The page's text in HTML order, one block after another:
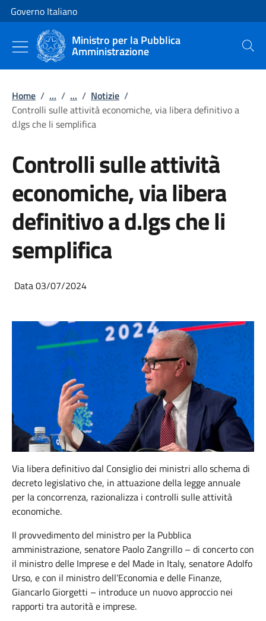
Vai al contenuto
Vai alla navigazione del sito
Governo Italiano
Ministro per la Pubblica
Amministrazione Cerca
Home / ... / ... / Notizie /
Controlli sulle attività economiche, via libera definitivo a
d.lgs che li semplifica
Controlli sulle attività
economiche, via libera
definitivo a d.lgs che li
semplifica
Data 03/07/2024
Via libera definitivo dal Consiglio dei ministri allo schema di
decreto legislativo che, in attuazione della legge annuale
per la concorrenza, razionalizza i controlli sulle attività
economiche.
Il provvedimento del ministro per la Pubblica
amministrazione, senatore Paolo Zangrillo – di concerto con
il ministro delle Imprese e del Made in Italy, senatore Adolfo
Urso, e con il ministro dell’Economia e delle Finanze,
Giancarlo Giorgetti – introduce un nuovo approccio nei
rapporti tra autorità e imprese.